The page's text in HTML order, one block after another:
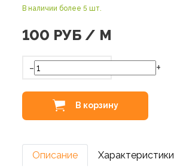
В наличии более 5 шт.
100 РУБ / М
- +
В корзину
Описание Характеристики